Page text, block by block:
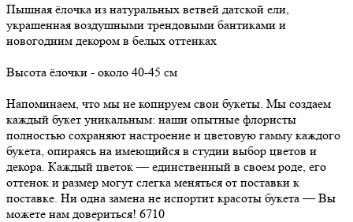
Пышная ёлочка из натуральных ветвей датской ели,
украшенная воздушными трендовыми бантиками и
новогодним декором в белых оттенках
Высота ёлочки - около 40-45 см
Напоминаем, что мы не копируем свои букеты. Мы создаем
каждый букет уникальным: наши опытные флористы
полностью сохраняют настроение и цветовую гамму каждого
букета, опираясь на имеющийся в студии выбор цветов и
декора. Каждый цветок — единственный в своем роде, его
оттенок и размер могут слегка меняться от поставки к
поставке. Ни одна замена не испортит красоты букета — Вы
можете нам довериться! 6710